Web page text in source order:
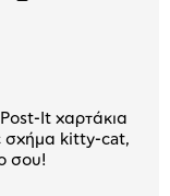
It χαρτάκια
σχήμα kitty-cat,
σου!